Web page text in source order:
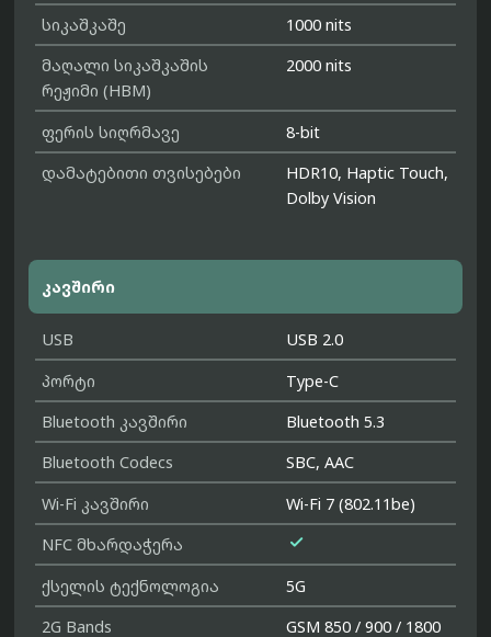
სიკაშკაშე
1000 nits
მაღალი სიკაშკაშის
რეჟიმი (HBM)
2000 nits
ფერის სიღრმავე
8-bit
დამატებითი თვისებები
HDR10, Haptic Touch,
Dolby Vision
კავშირი
USB
USB 2.0
პორტი
Type-C
Bluetooth კავშირი
Bluetooth 5.3
Bluetooth Codecs
SBC, AAC
Wi-Fi კავშირი
Wi-Fi 7 (802.11be)
NFC მხარდაჭერა

ქსელის ტექნოლოგია
5G
2G Bands
GSM 850 / 900 / 1800